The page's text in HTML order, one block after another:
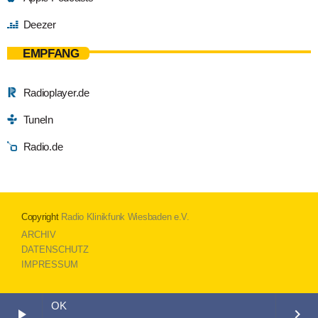
play_arrow
OK
keyboard_arrow_right
Deezer
EMPFANG
Radioplayer.de
TuneIn
Radio.de
Copyright Radio Klinikfunk Wiesbaden e.V.
ARCHIV
DATENSCHUTZ
IMPRESSUM